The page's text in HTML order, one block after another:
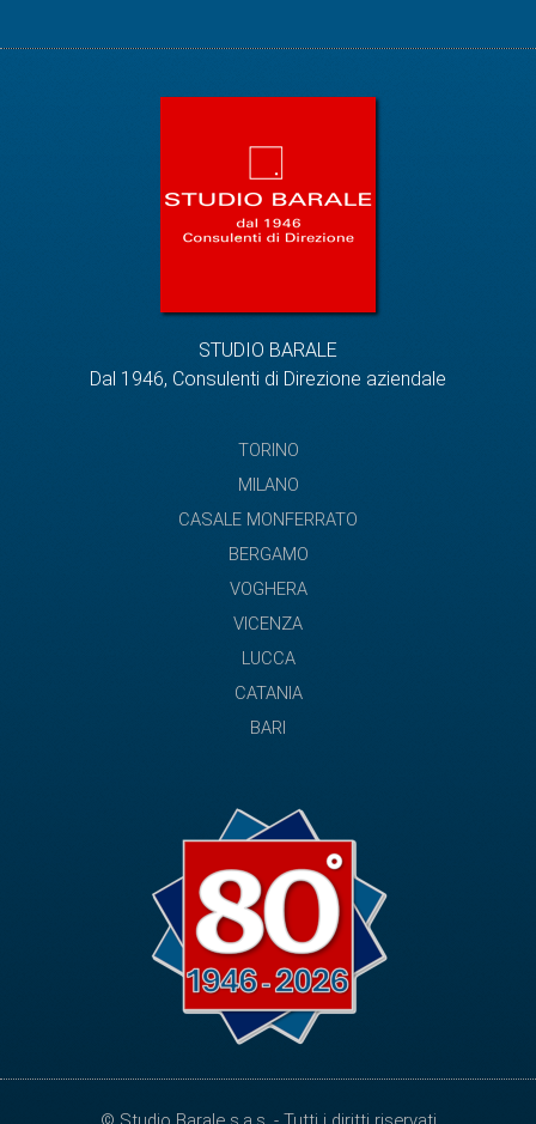
STUDIO BARALE
Dal 1946, Consulenti di Direzione aziendale
TORINO
MILANO
CASALE MONFERRATO
BERGAMO
VOGHERA
VICENZA
LUCCA
CATANIA
BARI